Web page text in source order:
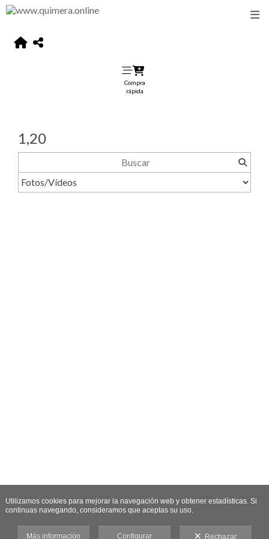
Compra
rápida
1,20
Utilizamos cookies para mejorar la navegación web y obtener estadísticas. Si
continuas navegando, consideramos que aceptas su uso.
Más información Configurar Rechazar